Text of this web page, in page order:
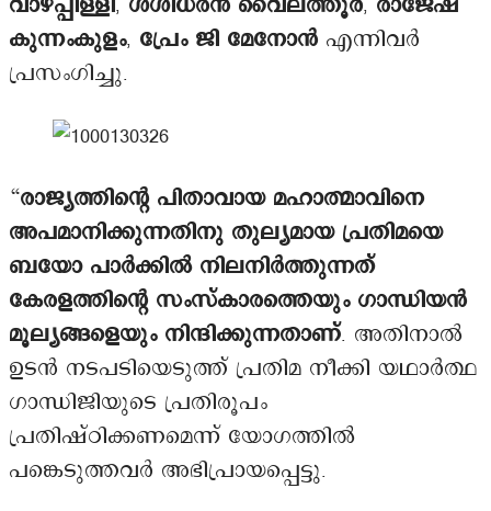
കുന്നംകുളം, പ്രേം ജി മേനോൻഎന്നിവർ
പ്രസംഗിച്ചു.
“രാജ്യത്തിന്റെ പിതാവായ മഹാത്മാവിനെ
അപമാനിക്കുന്നതിനു തുല്യമായ പ്രതിമയെ
ബയോ പാർക്കിൽ നിലനിർത്തുന്നത്
കേരളത്തിന്റെ സംസ്കാരത്തെയും ഗാന്ധിയൻ
മൂല്യങ്ങളെയും നിന്ദിക്കുന്നതാണ്. അതിനാൽ
ഉടൻ നടപടിയെടുത്ത് പ്രതിമ നീക്കി യഥാർത്ഥ
ഗാന്ധിജിയുടെ പ്രതിരൂപം
പ്രതിഷ്ഠിക്കണമെന്ന് യോഗത്തിൽ
പങ്കെടുത്തവർ അഭിപ്രായപ്പെട്ടു.